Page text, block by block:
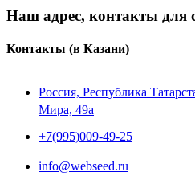
Наш адрес, контакты для
Контакты (в Казани)
Россия, Республика
Мира, 49a
+7(995)009-49-25
info@webseed.ru